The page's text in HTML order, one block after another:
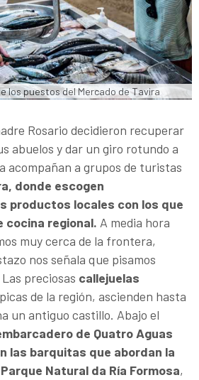
los puestos del Mercado de Tavira
Rosario decidieron recuperar
abuelos y dar un giro rotundo a
acompañan a grupos de turistas
donde escogen
productos locales con los que
cocina regional. A media hora
muy cerca de la frontera,
nos señala que pisamos
preciosas callejuelas
de la región, ascienden hasta
un antiguo castillo. Abajo el
de Quatro Aguas
las barquitas que abordan la
Natural da Ría Formosa,